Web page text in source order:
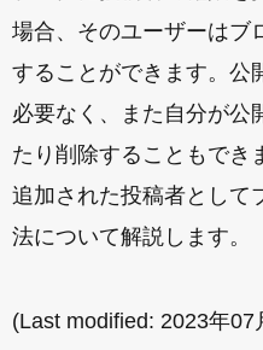
場合、そのユーザーはブ
することができます。公
必要なく、また自分が公
たり削除することもでき
追加された投稿者として
法について解説します。
(Last modified: 2023年07